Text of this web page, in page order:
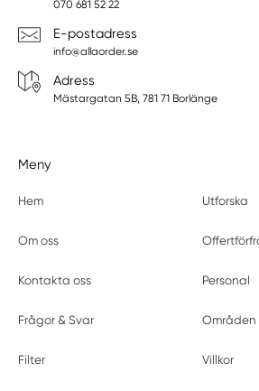
070 681 52 22
E-postadress
info@allaorder.se
Adress
Mästargatan 5B, 781 71 Borlänge
Meny
Hem Utforska
Om oss
Kontakta oss Personal
Frågor & Svar Områden
Filter Villkor